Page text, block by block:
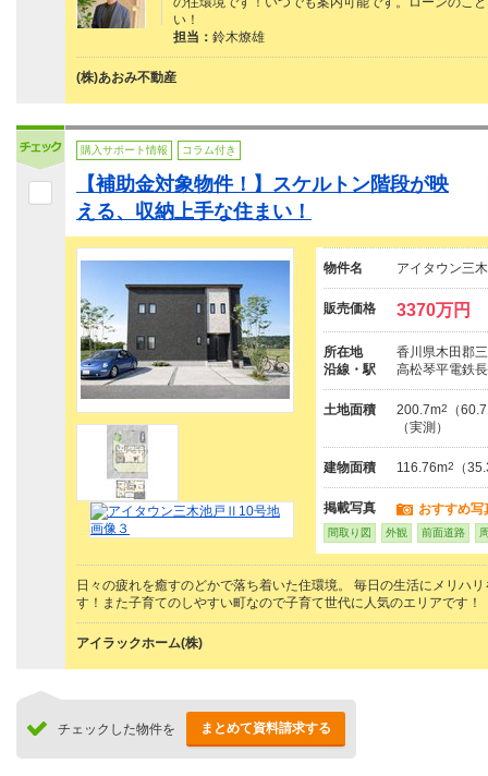
い！
担当： 鈴木燎雄
(株)あおみ不動産
購入サポート情報 コラム付き
【補助金対象物件！】スケルトン階段が映
える、収納上手な住まい！
物件名 アイタウン三
販売価格 3370万円
所在地
香川県木田郡
沿線・駅
高松琴平電鉄
土地面積 200.7m2
（
（実測）
建物面積 116.76m2 （
掲載写真 おすすめ写
間取り図 外観 前面道路
日々の疲れを癒すのどかで落ち着いた住環境。 毎日の生活にメリハ
す！また子育てのしやすい町なので子育て世代に人気のエリアです！
アイラックホーム(株)
チェックした物件を まとめて資料請求する